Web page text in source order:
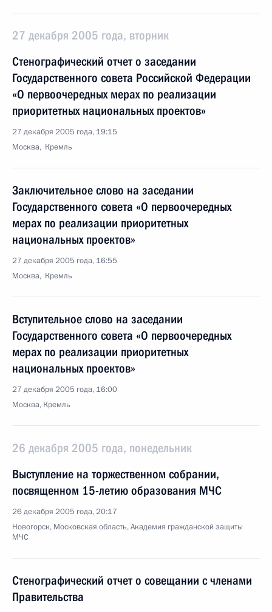
27 декабря 2005 года, вторник
Стенографический отчет о заседании
Государственного совета Российской Федерации
«О первоочередных мерах по реализации
приоритетных национальных проектов»
27 декабря 2005 года, 19:15
Москва, Кремль
Заключительное слово на заседании
Государственного совета «О первоочередных
мерах по реализации приоритетных
национальных проектов»
27 декабря 2005 года, 16:55
Москва, Кремль
Вступительное слово на заседании
Государственного совета «О первоочередных
мерах по реализации приоритетных
национальных проектов»
27 декабря 2005 года, 16:00
Москва, Кремль
26 декабря 2005 года, понедельник
Выступление на торжественном собрании,
посвященном 15-летию образования МЧС
26 декабря 2005 года, 20:17
Новогорск, Московская область, Академия гражданской защиты
МЧС
Стенографический отчет о совещании с членами
Правительства